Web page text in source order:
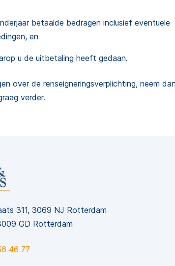
betaalde bedragen inclusief eventuele
en
u de uitbetaling heeft gedaan.
over de renseigneringsverplichting, neem
verder.
311, 3069 NJ Rotterdam
GD Rotterdam
46 77